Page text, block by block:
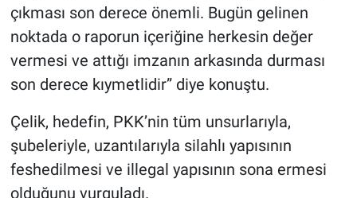
çıkması son derece önemli. Bugün gelinen
noktada o raporun içeriğine herkesin değer
vermesi ve attığı imzanın arkasında durması
son derece kıymetlidir” diye konuştu.
Çelik, hedefin, PKK’nin tüm unsurlarıyla,
şubeleriyle, uzantılarıyla silahlı yapısının
feshedilmesi ve illegal yapısının sona ermesi
olduğunu vurguladı.